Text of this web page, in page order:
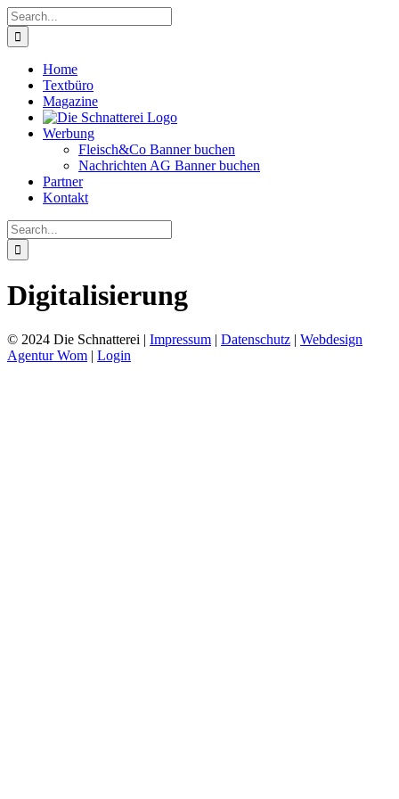
Skip
to
content
Search
for:
Home
Textbüro
Magazine
Werbung
Fleisch&Co Banner buchen
Nachrichten AG Banner buchen
Partner
Kontakt
Search
for:
Digitalisierung
© 2024 Die Schnatterei | Impressum | Datenschutz | Webdesign
Agentur Wom | Login